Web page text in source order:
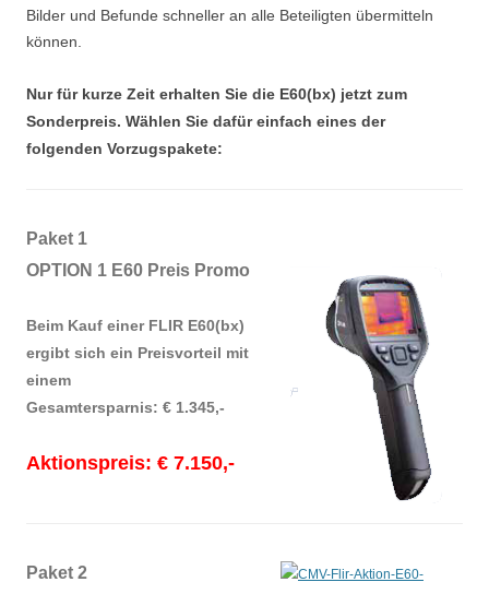
Bilder und Befunde schneller an alle Beteiligten übermitteln
können.
Nur für kurze Zeit erhalten Sie die E60(bx) jetzt zum
Sonderpreis. Wählen Sie dafür einfach eines der
folgenden Vorzugspakete:
Paket 1
OPTION 1 E60 Preis Promo
Beim Kauf einer FLIR E60(bx)
ergibt sich ein Preisvorteil mit
einem
Gesamtersparnis: € 1.345,-
Aktionspreis: € 7.150,-
Paket 2